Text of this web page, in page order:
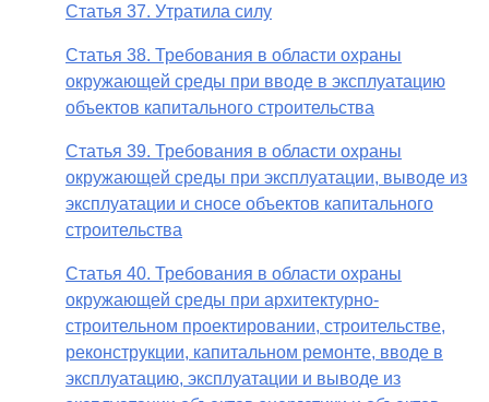
Статья 37. Утратила силу
Статья 38. Требования в области охраны
окружающей среды при вводе в эксплуатацию
объектов капитального строительства
Статья 39. Требования в области охраны
окружающей среды при эксплуатации, выводе из
эксплуатации и сносе объектов капитального
строительства
Статья 40. Требования в области охраны
окружающей среды при архитектурно-
строительном проектировании, строительстве,
реконструкции, капитальном ремонте, вводе в
эксплуатацию, эксплуатации и выводе из